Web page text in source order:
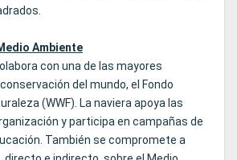
Ambiente
con una de las mayores
del mundo, el Fondo
(WWF). La naviera apoya las
y participa en campañas de
También se compromete a